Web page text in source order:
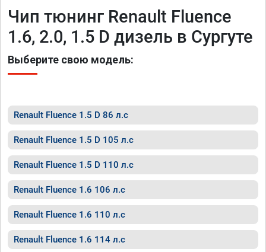
Чип тюнинг Renault Fluence
1.6, 2.0, 1.5 D дизель в Сургуте
Выберите свою модель:
Renault Fluence 1.5 D 86 л.с
Renault Fluence 1.5 D 105 л.с
Renault Fluence 1.5 D 110 л.с
Renault Fluence 1.6 106 л.с
Renault Fluence 1.6 110 л.с
Renault Fluence 1.6 114 л.с